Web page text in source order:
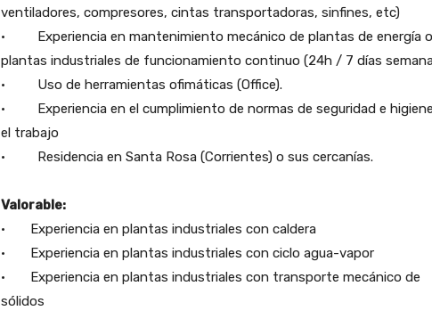
ventiladores, compresores, cintas transportadoras, sinfines, etc)
• Experiencia en mantenimiento mecánico de plantas de energía o
plantas industriales de funcionamiento continuo (24h / 7 días
• Uso de herramientas ofimáticas (Office).
• Experiencia en el cumplimiento de normas de seguridad e
el trabajo
• Residencia en Santa Rosa (Corrientes) o sus cercanías.
Valorable:
• Experiencia en plantas industriales con caldera
• Experiencia en plantas industriales con ciclo agua-vapor
• Experiencia en plantas industriales con transporte mecánico de
sólidos